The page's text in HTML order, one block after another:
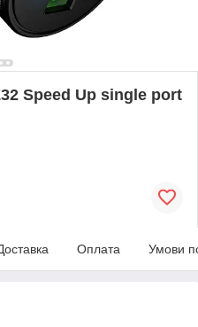
Speed Up single port
Оплата Умови